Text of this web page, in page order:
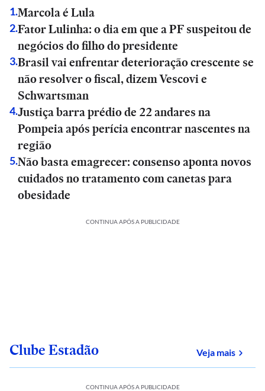
1.Marcola é Lula
2.Fator Lulinha: o dia em que a PF suspeitou de
negócios do filho do presidente
3.Brasil vai enfrentar deterioração crescente se
não resolver o fiscal, dizem Vescovi e
Schwartsman
4.Justiça barra prédio de 22 andares na
Pompeia após perícia encontrar nascentes na
região
5.Não basta emagrecer: consenso aponta novos
cuidados no tratamento com canetas para
obesidade
CONTINUA APÓS A PUBLICIDADE
Clube Estadão Veja maissobre
CONTINUA APÓS A PUBLICIDADE